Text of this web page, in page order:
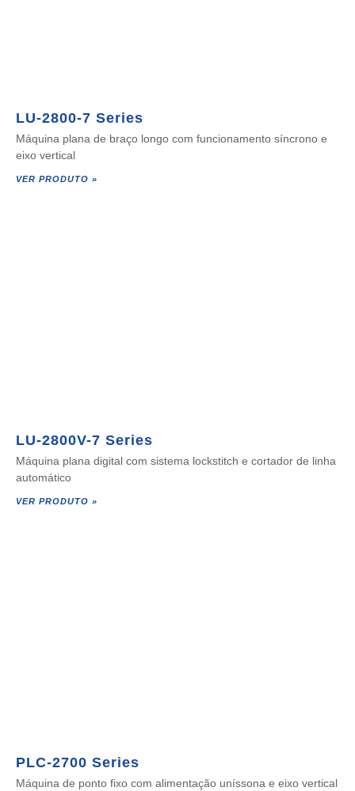
LU-2800-7 Series
Máquina plana de braço longo com funcionamento síncrono e
eixo vertical
VER PRODUTO »
LU-2800V-7 Series
Máquina plana digital com sistema lockstitch e cortador de linha
automático
VER PRODUTO »
PLC-2700 Series
Máquina de ponto fixo com alimentação uníssona e eixo vertical